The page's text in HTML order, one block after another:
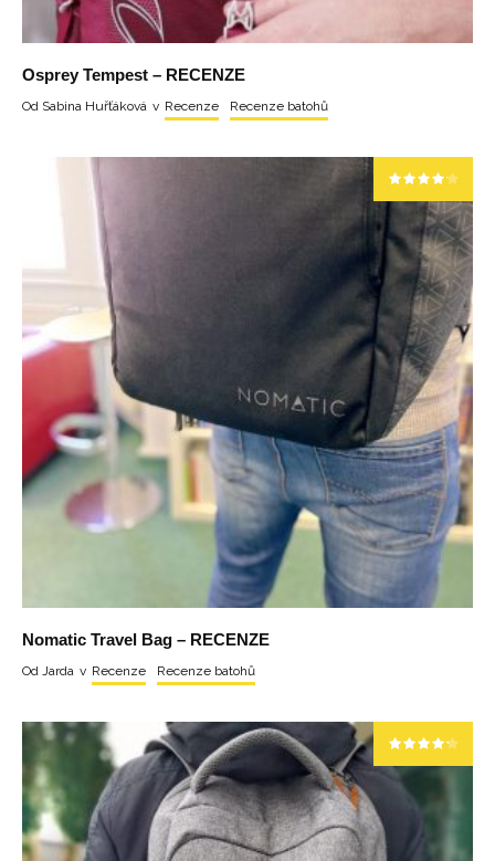
Osprey Tempest – RECENZE
Od Sabina Huřťáková v Recenze Recenze batohů
Nomatic Travel Bag – RECENZE
Od Jarda v Recenze Recenze batohů